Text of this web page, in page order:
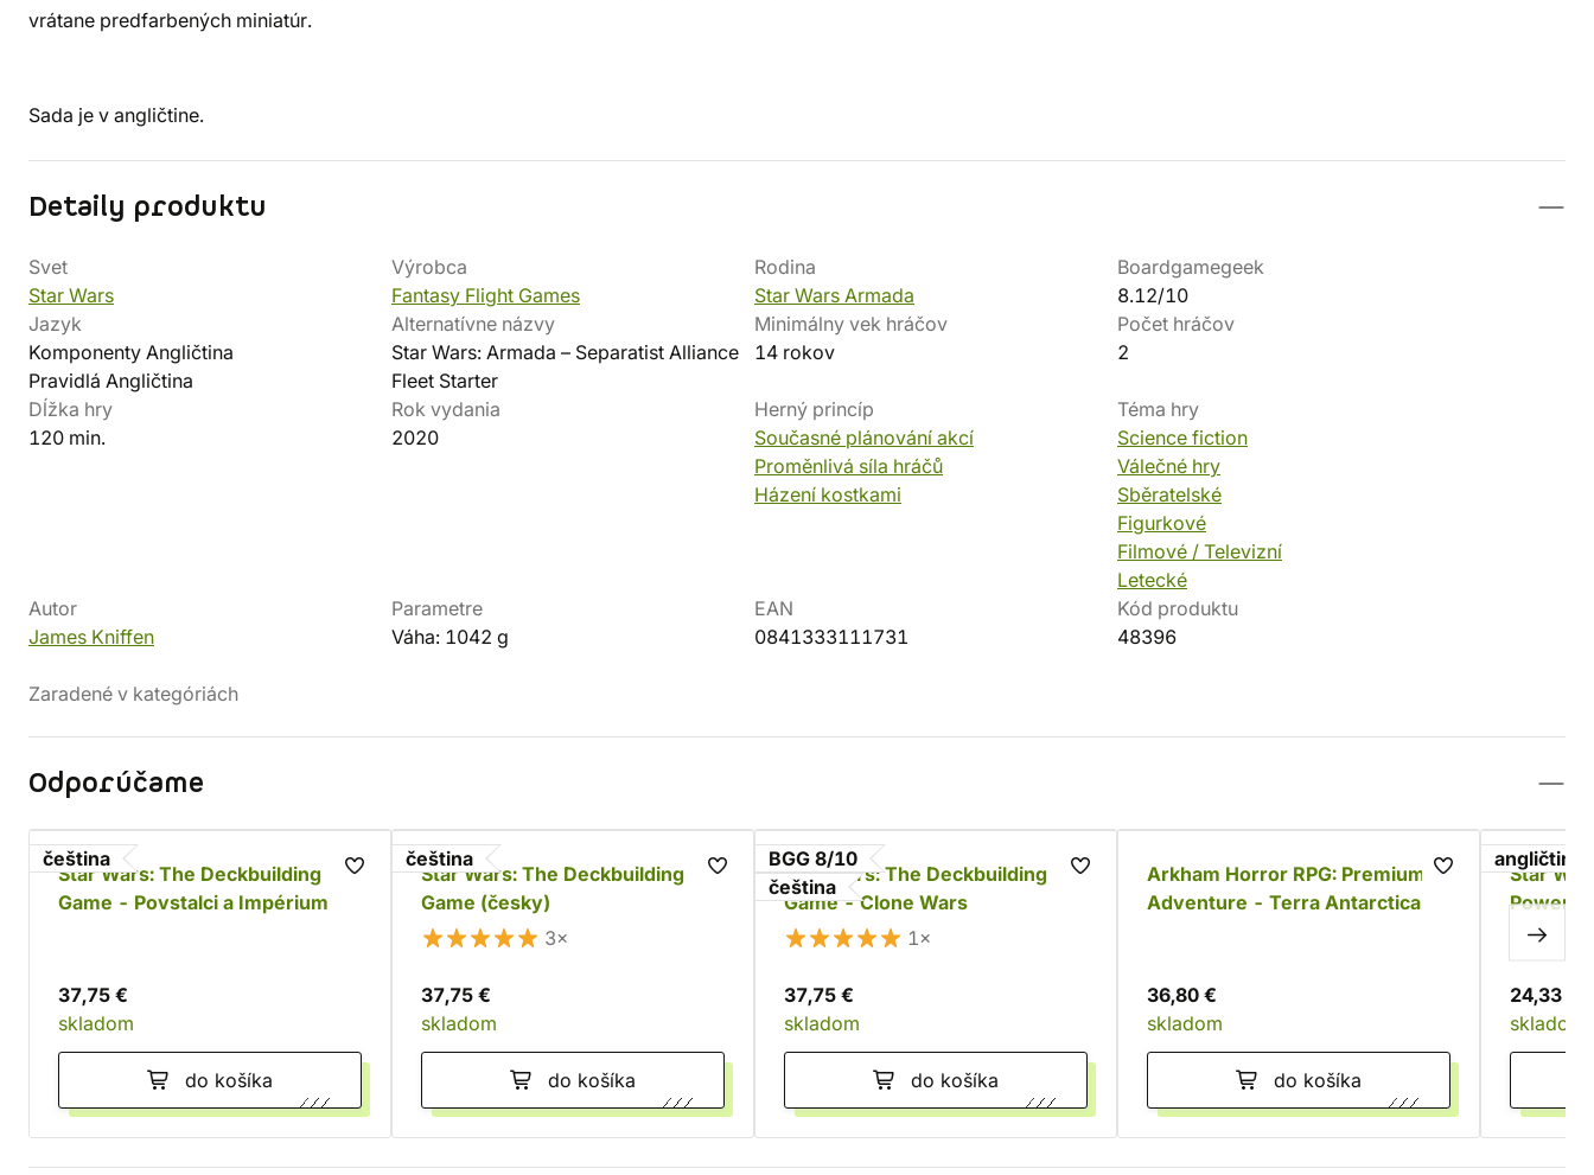
vrátane predfarbených miniatúr.
Sada je v angličtine.
Detaily produktu
Svet
Star Wars
Výrobca
Fantasy Flight Games
Rodina
Star Wars Armada
Boardgamegeek
8.12/10
Jazyk
Komponenty Angličtina
Pravidlá Angličtina
Alternatívne názvy
Star Wars: Armada – Separatist Alliance
Fleet Starter
Minimálny vek hráčov
14 rokov
Počet hráčov
2
Dĺžka hry
120 min.
Rok vydania
2020
Herný princíp
Současné plánování akcí
Proměnlivá síla hráčů
Házení kostkami
Téma hry
Science fiction
Válečné hry
Sběratelské
Figurkové
Filmové / Televizní
Letecké
Autor
James Kniffen
Parametre
Váha: 1042 g
EAN
0841333111731
Kód produktu
48396
Zaradené v kategóriách
Odporúčame
čeština
Star Wars: The Deckbuilding
Game - Povstalci a Impérium
37,75 €
skladom
do košíka
čeština
Star Wars: The Deckbuilding
Game (česky)
3×
37,75 €
skladom
do košíka
BGG 8/10
čeština
Star Wars: The Deckbuilding
Game - Clone Wars
1×
37,75 €
skladom
do košíka
Arkham Horror RPG: Premium
Adventure - Terra Antarctica
36,80 €
skladom
do košíka
angličtina
Star
Power -
24,33 €
skladom